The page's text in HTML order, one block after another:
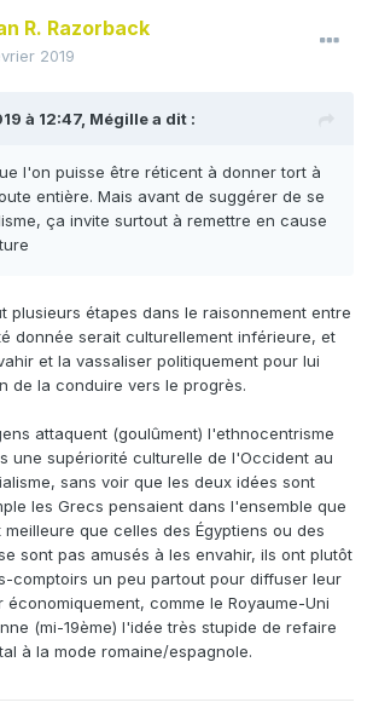
R. Razorback
2019
à 12:47, Mégillea dit :
l'on puisse être réticent à donner tort à
entière. Mais avant de suggérer de se
ça invite surtout à remettre en cause
plusieurs étapes dans le raisonnement entre
donnée serait culturellement inférieure, et
et la vassaliser politiquement pour lui
de la conduire vers le progrès.
attaquent (goulûment) l'ethnocentrisme
une supériorité culturelle de l'Occident au
sans voir que les deux idées sont
les Grecs pensaient dans l'ensemble que
que celles des Égyptiens ou des
sont pas amusés à les envahir, ils ont plutôt
comptoirs un peu partout pour diffuser leur
comme le Royaume-Uni
(mi-19ème) l'idée très stupide de refaire
à la mode romaine/espagnole.